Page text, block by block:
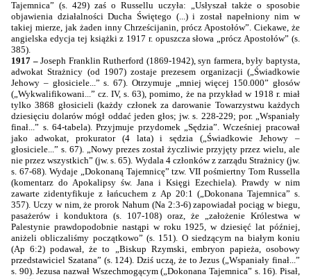
Tajemnica” (s. 429) zaś o Russellu uczyła: „Usłyszał także o sposobie
objawienia działalności Ducha Świętego (...) i został napełniony nim w
takiej mierze, jak żaden inny Chrześcijanin, prócz Apostołów”. Ciekawe, że
angielska edycja tej książki z 1917 r. opuszcza słowa „prócz Apostołów” (s.
385).
1917 –Joseph Franklin Rutherford (1869-1942), syn farmera, były baptysta,
adwokat Strażnicy (od 1907) zostaje prezesem organizacji („Świadkowie
Jehowy – głosiciele...” s. 67). Otrzymuje „mniej więcej 150.000” głosów
(„Wykwalifikowani...” cz. IV, s. 63), pomimo, że na przykład w 1918 r. miał
tylko 3868 głosicieli (każdy członek za darowanie Towarzystwu każdych
dziesięciu dolarów mógł oddać jeden głos; jw. s. 228-229; por. „Wspaniały
finał...” s. 64-tabela). Przyjmuje przydomek „Sędzia”. Wcześniej pracował
jako adwokat, prokurator (4 lata) i sędzia („Świadkowie Jehowy –
głosiciele...” s. 67). „Nowy prezes został życzliwie przyjęty przez wielu, ale
nie przez wszystkich” (jw. s. 65). Wydala 4 członków z zarządu Strażnicy (jw.
s. 67-68). Wydaje „Dokonaną Tajemnicę” tzw. VII pośmiertny Tom Russella
(komentarz do Apokalipsy św. Jana i Księgi Ezechiela). Prawdy w nim
zawarte zidentyfikuje z łańcuchem z Ap 20:1 („Dokonana Tajemnica” s.
357). Uczy w nim, że prorok Nahum (Na 2:3-6) zapowiadał pociąg w biegu,
pasażerów i konduktora (s. 107-108) oraz, że „założenie Królestwa w
Palestynie prawdopodobnie nastąpi w roku 1925, w dziesięć lat później,
aniżeli obliczaliśmy początkowo” (s. 151). O siedzącym na białym koniu
(Ap 6:2) podawał, że to „Biskup Rzymski, embryon papieża, osobowy
przedstawiciel Szatana” (s. 124). Dziś uczą, że to Jezus („Wspaniały finał...”
s. 90). Jezusa nazwał Wszechmogącym („Dokonana Tajemnica” s. 16). Pisał,